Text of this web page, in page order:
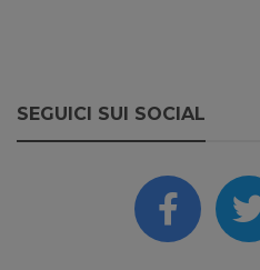
SEGUICI SUI SOCIAL